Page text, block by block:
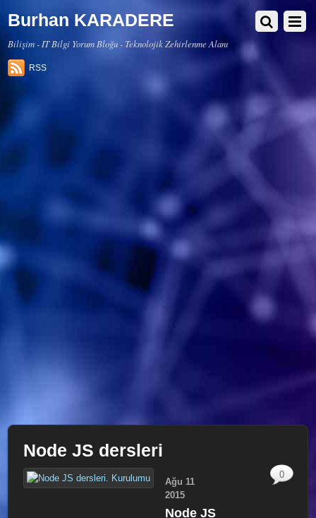
Burhan KARADERE
Bilişim - IT Bilgi Yorum Bloğu - Teknolojik Zehirlenme Alanı
RSS
Node JS dersleri
Ağu 11
2015
Node JS
0